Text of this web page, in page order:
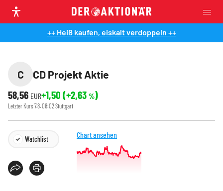
++ Heiß kaufen, eiskalt verdoppeln ++
C
CD Projekt Aktie
58,56 EUR+1,50 (+2,63 %)
Letzter Kurs7.8. 08:02Stuttgart
Watchlist Chart ansehen